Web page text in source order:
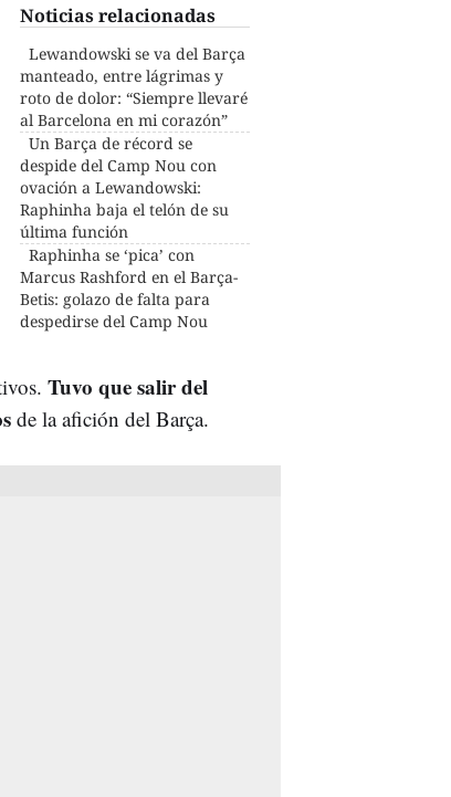
Noticias relacionadas
Lewandowski se va del Barça
manteado, entre lágrimas y
roto de dolor: “Siempre llevaré
al Barcelona en mi corazón”
Un Barça de récord se
despide del Camp Nou con
ovación a Lewandowski:
Raphinha baja el telón de su
última función
Raphinha se ‘pica’ con
Marcus Rashford en el Barça-
Betis: golazo de falta para
despedirse del Camp Nou
Tuvo que salir del
de la afición del Barça.